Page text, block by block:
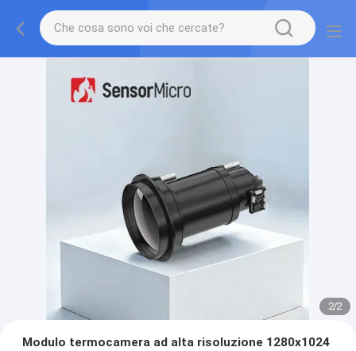
2/2
Modulo termocamera ad alta risoluzione 1280x1024